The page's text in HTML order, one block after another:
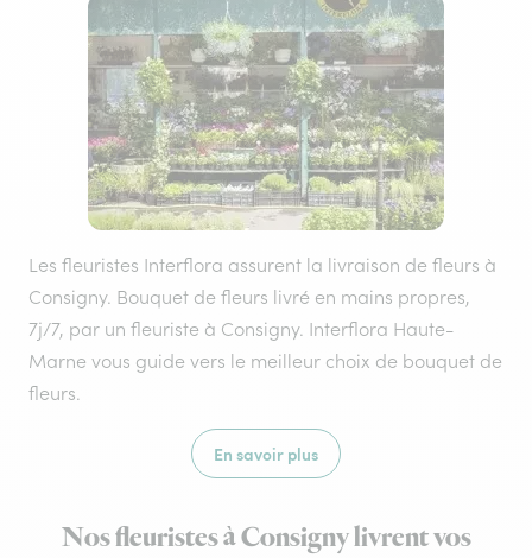
Les fleuristes Interflora assurent la livraison de fleurs à
Consigny. Bouquet de fleurs livré en mains propres,
7j/7, par un fleuriste à Consigny. Interflora Haute-
Marne vous guide vers le meilleur choix de bouquet de
fleurs.
En savoir plus
Nos fleuristes à Consigny livrent vos